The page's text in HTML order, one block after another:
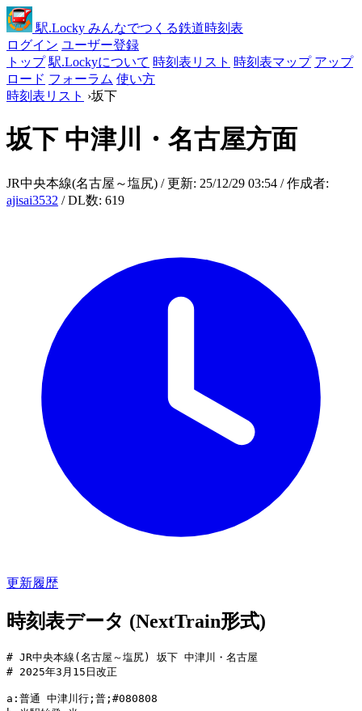
駅.Locky みんなでつくる鉄道時刻表
ログイン ユーザー登録
トップ 駅.Lockyについて 時刻表リスト 時刻表マップ アップ
ロード フォーラム 使い方
時刻表リスト ›坂下
坂下 中津川・名古屋方面
JR中央本線(名古屋～塩尻) / 更新: 25/12/29 03:54 / 作成者:
ajisai3532 / DL数: 619
更新履歴
時刻表データ (NextTrain形式)
# JR中央本線(名古屋～塩尻) 坂下 中津川・名古屋
# 2025年3月15日改正
a:普通 中津川行;普;#080808